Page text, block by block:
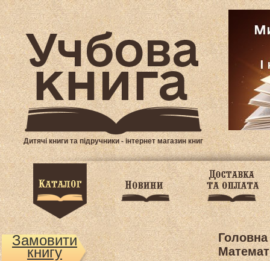
Дитячі книги та підручники - інтернет магазин книг
Замовити
книгу
Головна